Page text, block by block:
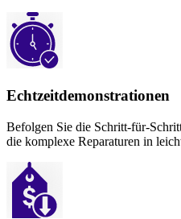
Echtzeitdemonstrationen
Befolgen Sie die Schritt-für-
die komplexe Reparaturen in